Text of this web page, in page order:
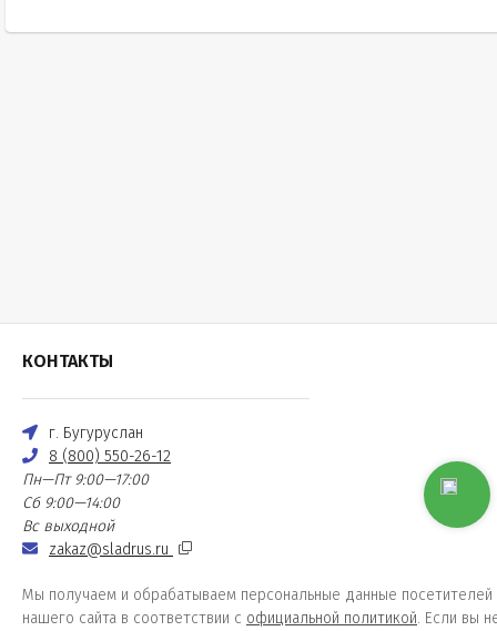
КОНТАКТЫ
г. Бугуруслан
8 (800) 550-26-12
Пн—Пт 9:00—17:00
Сб 9:00—14:00
Вс выходной
zakaz@sladrus.ru
Мы получаем и обрабатываем персональные данные посетителей
нашего сайта в соответствии с официальной политикой. Если вы